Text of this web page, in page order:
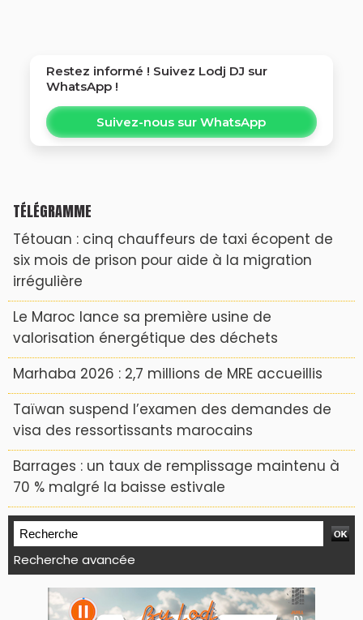
Restez informé ! Suivez Lodj DJ sur
WhatsApp !
Suivez-nous sur WhatsApp
TÉLÉGRAMME
Tétouan : cinq chauffeurs de taxi écopent de
six mois de prison pour aide à la migration
irrégulière
Le Maroc lance sa première usine de
valorisation énergétique des déchets
Marhaba 2026 : 2,7 millions de MRE accueillis
Taïwan suspend l’examen des demandes de
visa des ressortissants marocains
Barrages : un taux de remplissage maintenu à
70 % malgré la baisse estivale
Recherche avancée